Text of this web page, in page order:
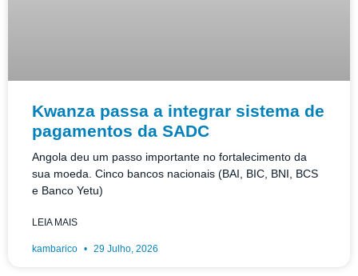
Kwanza passa a integrar sistema de
pagamentos da SADC
Angola deu um passo importante no fortalecimento da
sua moeda. Cinco bancos nacionais (BAI, BIC, BNI, BCS
e Banco Yetu)
LEIA MAIS
kambarico 29 Julho, 2026